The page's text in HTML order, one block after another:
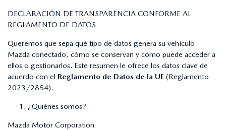
DECLARACIÓN DE TRANSPARENCIA CONFORME AL
REGLAMENTO DE DATOS
Queremos que sepa qué tipo de datos genera su vehículo
Mazda conectado, cómo se conservan y cómo puede acceder a
ellos o gestionarlos. Este resumen le ofrece los datos clave de
acuerdo con el Reglamento de Datos de la UE (Reglamento
2023/2854).
¿Quiénes somos?
Mazda Motor Corporation